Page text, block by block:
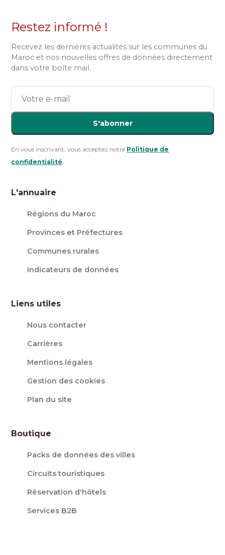
Restez informé !
Recevez les dernières actualités sur les communes du
Maroc et nos nouvelles offres de données directement
dans votre boîte mail.
S'abonner
En vous inscrivant, vous acceptez notre Politique de
confidentialité.
L'annuaire
Régions du Maroc
Provinces et Préfectures
Communes rurales
Indicateurs de données
Liens utiles
Nous contacter
Carrières
Mentions légales
Gestion des cookies
Plan du site
Boutique
Packs de données des villes
Circuits touristiques
Réservation d'hôtels
Services B2B